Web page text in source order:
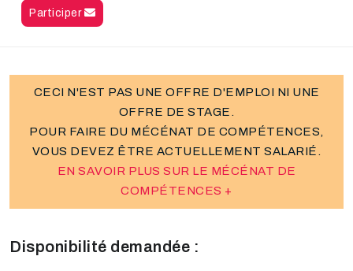
Participer
CECI N'EST PAS UNE OFFRE D'EMPLOI NI UNE
OFFRE DE STAGE.
POUR FAIRE DU MÉCÉNAT DE COMPÉTENCES,
VOUS DEVEZ ÊTRE ACTUELLEMENT SALARIÉ.
EN SAVOIR PLUS SUR LE MÉCÉNAT DE
COMPÉTENCES +
Disponibilité demandée :